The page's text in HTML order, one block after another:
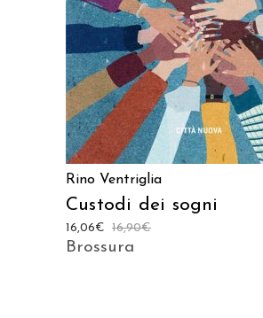
Rino Ventriglia
Custodi dei sogni
16,90€
16,06€
Brossura